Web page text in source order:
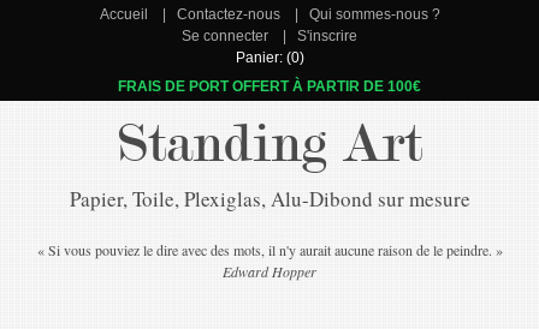
Accueil Contactez-nous
Qui sommes-nous ?
Se connecter
S'inscrire
Panier: (0)
FRAIS DE PORT OFFERT À PARTIR DE 100€
Standing Art
Papier, Toile, Plexiglas, Alu-Dibond sur mesure
« Si vous pouviez le dire avec des mots, il n'y aurait aucune raison de le peindre. »
Edward Hopper